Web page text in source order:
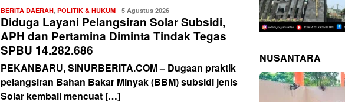
BERITA DAERAH, POLITIK & HUKUM Redaksi
5 Agustus 2026
Diduga Layani Pelangsiran Solar Subsidi,
APH dan Pertamina Diminta Tindak Tegas
SPBU 14.282.686
PEKANBARU, SINURBERITA.COM – Dugaan praktik
pelangsiran Bahan Bakar Minyak (BBM) subsidi jenis
Solar kembali mencuat […]
NUSANTARA